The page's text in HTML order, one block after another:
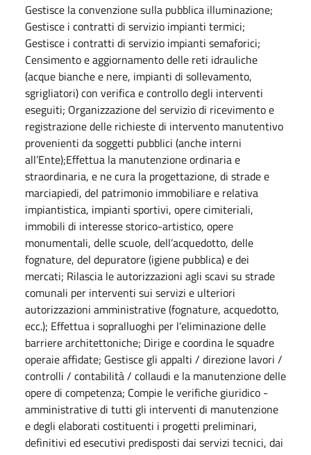
Gestisce la convenzione sulla pubblica illuminazione;
Gestisce i contratti di servizio impianti termici;
Gestisce i contratti di servizio impianti semaforici;
Censimento e aggiornamento delle reti idrauliche
(acque bianche e nere, impianti di sollevamento,
sgrigliatori) con verifica e controllo degli interventi
eseguiti; Organizzazione del servizio di ricevimento e
registrazione delle richieste di intervento manutentivo
provenienti da soggetti pubblici (anche interni
all’Ente);Effettua la manutenzione ordinaria e
straordinaria, e ne cura la progettazione, di strade e
marciapiedi, del patrimonio immobiliare e relativa
impiantistica, impianti sportivi, opere cimiteriali,
immobili di interesse storico-artistico, opere
monumentali, delle scuole, dell’acquedotto, delle
fognature, del depuratore (igiene pubblica) e dei
mercati; Rilascia le autorizzazioni agli scavi su strade
comunali per interventi sui servizi e ulteriori
autorizzazioni amministrative (fognature, acquedotto,
ecc.); Effettua i sopralluoghi per l’eliminazione delle
barriere architettoniche; Dirige e coordina le squadre
operaie affidate; Gestisce gli appalti / direzione lavori /
controlli / contabilità / collaudi e la manutenzione delle
opere di competenza; Compie le verifiche giuridico -
amministrative di tutti gli interventi di manutenzione
e degli elaborati costituenti i progetti preliminari,
definitivi ed esecutivi predisposti dai servizi tecnici, dai